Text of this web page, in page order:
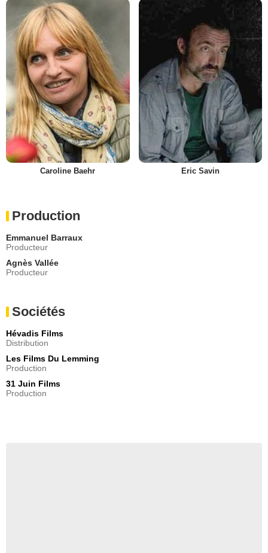
Caroline Baehr Eric Savin
Production
Emmanuel Barraux
Producteur
Agnès Vallée
Producteur
Sociétés
Hévadis Films
Distribution
Les Films Du Lemming
Production
31 Juin Films
Production